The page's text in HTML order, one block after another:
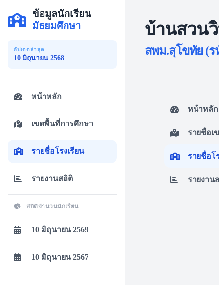
บ้านสวน
สพม.สุโขทัย (ร
หน้าหลัก
รายชื่อเ
รายชื่อโ
รายงาน
ข้อมูลนักเรียน
มัธยมศึกษา
อัปเดตล่าสุด
10 มิถุนายน 2568
หน้าหลัก
เขตพื้นที่การศึกษา
รายชื่อโรงเรียน
รายงานสถิติ
สถิติจำนวนนักเรียน
10 มิถุนายน 2569
10 มิถุนายน 2567